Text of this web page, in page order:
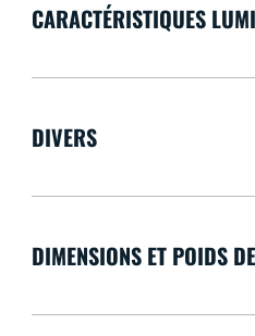
CARACTÉRISTIQUES
DIVERS
DIMENSIONS ET POIDS